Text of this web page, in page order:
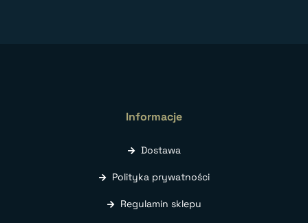
Informacje
Dostawa
Polityka prywatności
Regulamin sklepu